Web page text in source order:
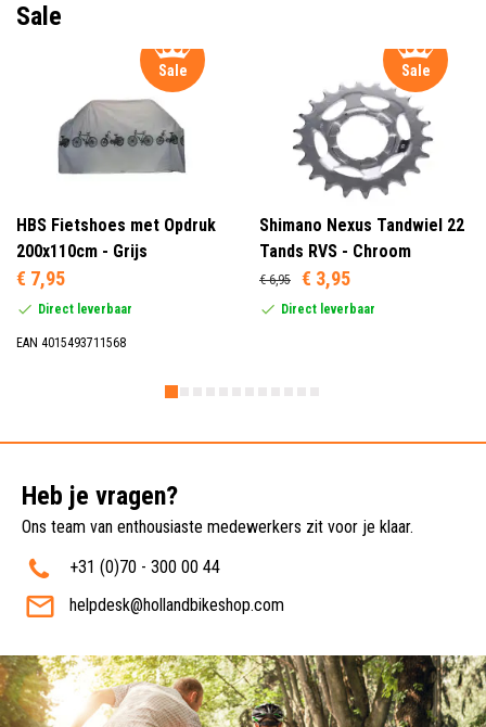
Sale
Sale
HBS Fietshoes met Opdruk
200x110cm - Grijs
€ 7,95
Direct leverbaar
EAN 4015493711568
Sale
Shimano Nexus Tandwiel 22
Tands RVS - Chroom
€ 6,95 € 3,95
Direct leverbaar
Heb je vragen?
Ons team van enthousiaste medewerkers zit voor je klaar.
+31 (0)70 - 300 00 44
helpdesk@hollandbikeshop.com